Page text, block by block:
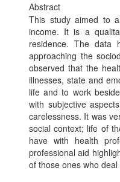
Abstract
This study aimed to
income. It is a
residence. The data
approaching the
observed that the
illnesses, state and
life and to work
with subjective
carelessness. It was
social context; life of
have with health
professional aid
of those ones who